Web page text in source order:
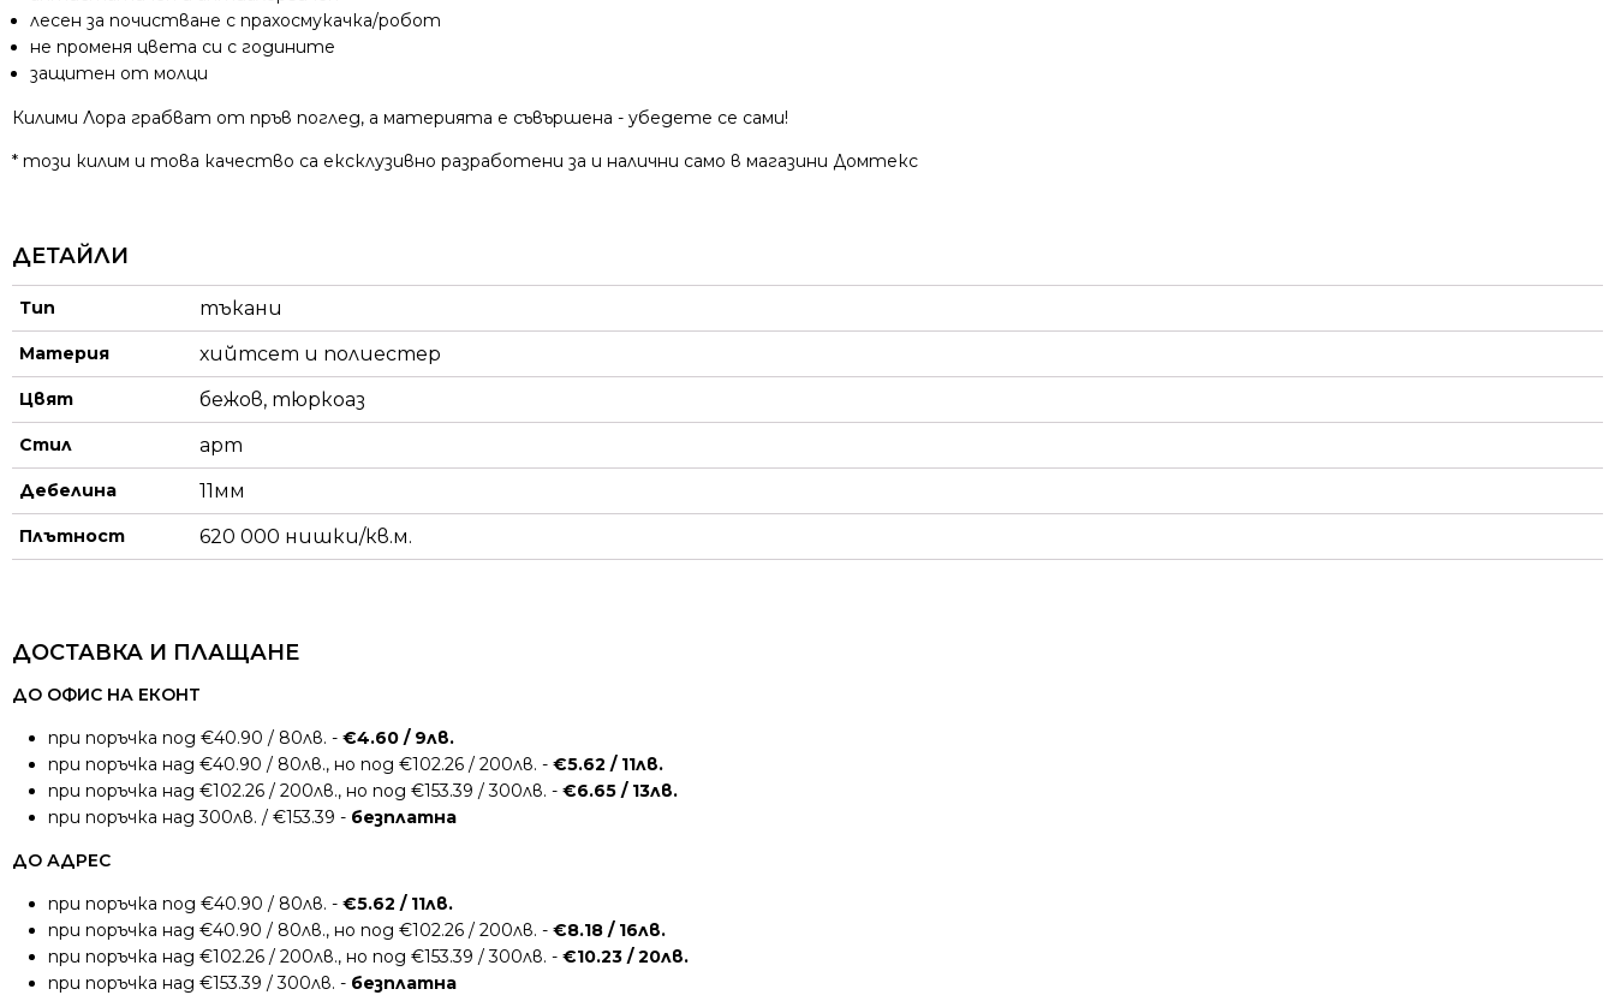
лесен за почистване с прахосмукачка/робот
не променя цвета си с годините
защитен от молци
Килими Лора грабват от пръв поглед, а материята е съвършена - убедете се сами!
* този килим и това качество са ексклузивно разработени за и налични само в магазини Домтекс
ДЕТАЙЛИ
Тип тъкани
Материя хийтсет и полиестeр
Цвят бежов, тюркоаз
Стил арт
Дебелина 11мм
Плътност 620 000 нишки/кв.м.
ДОСТАВКА И ПЛАЩАНЕ
ДО ОФИС НА ЕКОНТ
при поръчка под €40.90 / 80лв. - €4.60 / 9лв.
при поръчка над €40.90 / 80лв., но под €102.26 / 200лв. - €5.62 / 11лв.
при поръчка над €102.26 / 200лв., но под €153.39 / 300лв. - €6.65 / 13лв.
при поръчка над 300лв. / €153.39 - безплатна
ДО АДРЕС
при поръчка под €40.90 / 80лв. - €5.62 / 11лв.
при поръчка над €40.90 / 80лв., но под €102.26 / 200лв. - €8.18 / 16лв.
при поръчка над €102.26 / 200лв., но под €153.39 / 300лв. - €10.23 / 20лв.
при поръчка над €153.39 / 300лв. - безплатна